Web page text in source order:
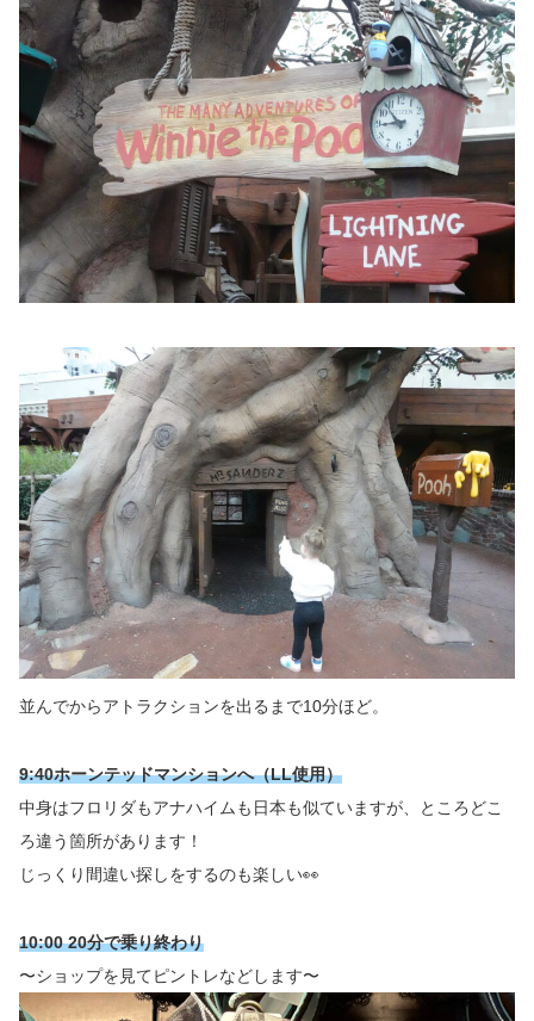
並んでからアトラクションを出るまで10分ほど。
9:40ホーンテッドマンションへ（LL使用）
中身はフロリダもアナハイムも日本も似ていますが、ところどこ
ろ違う箇所があります！
じっくり間違い探しをするのも楽しい👀
10:00 20分で乗り終わり
〜ショップを見てピントレなどします〜